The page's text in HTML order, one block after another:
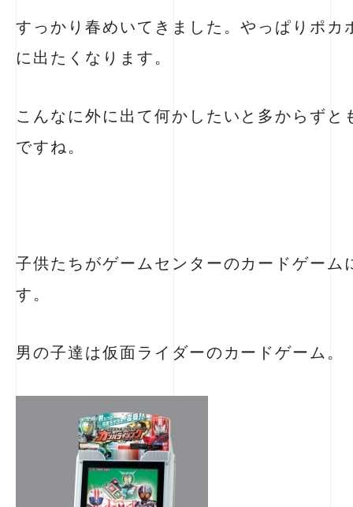
すっかり春めいてきました。やっぱりポカ
に出たくなります。
こんなに外に出て何かしたいと多からずと
ですね。
子供たちがゲームセンターのカードゲーム
す。
男の子達は仮面ライダーのカードゲーム。